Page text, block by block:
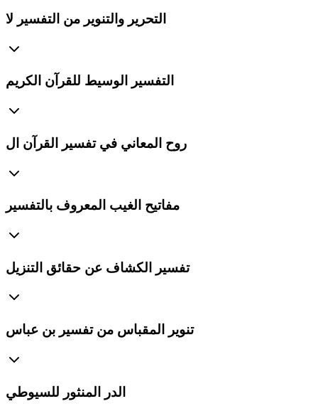
التحرير والتنوير من التفسير لا
التفسير الوسيط للقرآن الكريم
روح المعاني في تفسير القرآن ال
مفاتيح الغيب المعروف بالتفسير
تفسير الكشاف عن حقائق التنزيل
تنوير المقباس من تفسير بن عباس
الدر المنثور للسيوطي